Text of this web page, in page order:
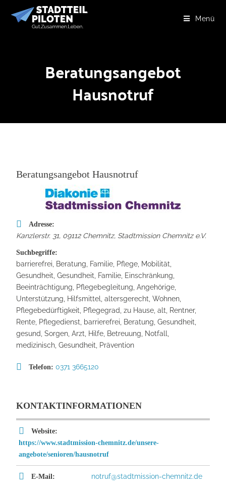
Menü
Beratungsangebot
Hausnotruf
Beratungsangebot Hausnotruf
Adresse:
Kanzlerstr. 31, 09112 Chemnitz, Stadtmission Chemnitz e.V.
Suchbegriffe:
barrierefrei, Beratung, Familie, Pflege, Mobilität,
Gesundheit, Gesundheit, Familie, Einschränkung,
Beeinträchtigung, Pflegebegleitung, Angehörige,
Unterstützung, Hilfsmittel, altersgerecht, Wohnen,
Pflegebedürftigkeit, Pflegegrad, zu Hause, alt, Rentner,
Rente, Pflegedienst, barrierefrei, Beratung, Gesundheit,
gesund, Sorgen, Arzt, Hilfe, Betreuung, Notfall,
medizinisch, Gesundheit, Prävention
Telefon: 0371 3665120
KONTAKTINFORMATIONEN
Website:
https://www.stadtmission-chemnitz.de/unsere-
angebote/senioren/hausnotruf
E-Mail: notruf@stadtmission-chemnitz.de